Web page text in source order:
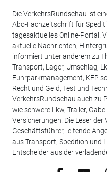
Die VerkehrsRundschau ist
Abo-Fachzeitschrift für
tagesaktuelles Online-Portal.
aktuelle Nachrichten,
informiert unter anderem zu
Transport, Lager, Umschlag,
Fuhrparkmanagement, KEP
Recht und Geld, Test und
VerkehrsRundschau auch zu
wie schwere Lkw, Trailer,
Versicherungen. Die Leser
Geschäftsführer, leitende
aus Transport, Spedition und
Entscheider aus der